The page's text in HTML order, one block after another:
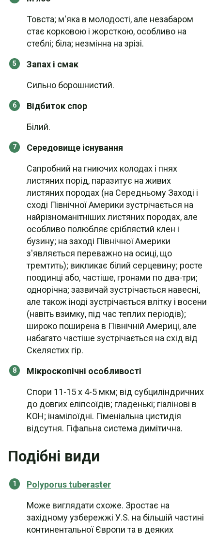
Товста; м'яка в молодості, але незабаром
стає корковою і жорсткою, особливо на
стеблі; біла; незмінна на зрізі.
Запах і смак
Сильно борошнистий.
Відбиток спор
Білий.
Середовище існування
Сапробний на гниючих колодах і пнях
листяних порід, паразитує на живих
листяних породах (на Середньому Заході і
сході Північної Америки зустрічається на
найрізноманітніших листяних породах, але
особливо полюбляє сріблястий клен і
бузину; на заході Північної Америки
з'являється переважно на осиці, що
тремтить); викликає білий серцевину; росте
поодинці або, частіше, гронами по два-три;
однорічна; зазвичай зустрічається навесні,
але також іноді зустрічається влітку і восени
(навіть взимку, під час теплих періодів);
широко поширена в Північній Америці, але
набагато частіше зустрічається на схід від
Скелястих гір.
Мікроскопічні особливості
Спори 11-15 х 4-5 мкм; від субциліндричних
до довгих еліпсоїдів; гладенькі; гіалінові в
KOH; інамілоїдні. Гіменіальна цистидія
відсутня. Гіфальна система димітична.
Подібні види
Polyporus tuberaster
Може виглядати схоже. Зростає на
західному узбережжі У.S. на більшій частині
континентальної Європи та в деяких